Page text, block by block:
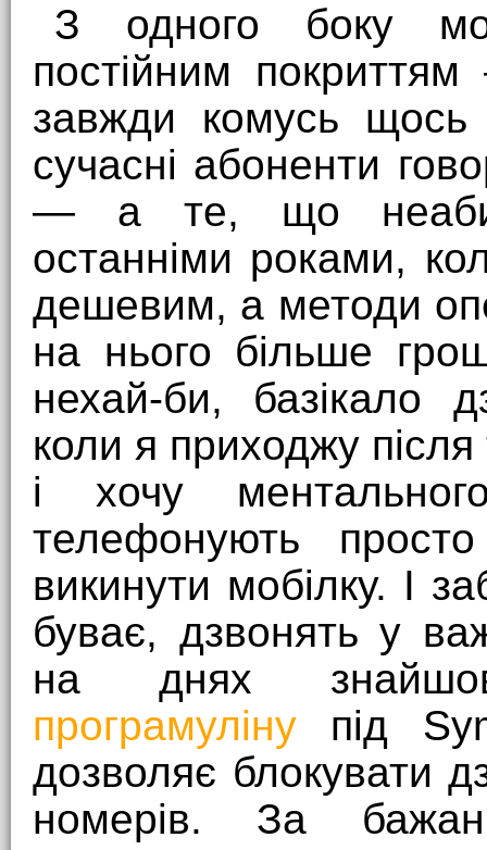
З одного боку
постійним
завжди комусь щось
сучасні абоненти
— а те, що
останніми роками,
дешевим, а методи
на нього більше
нехай-би, базікало
коли я приходжу
і хочу
телефонують
викинути мобілку. І
буває, дзвонять у
на днях
програмуліну під
дозволяє блокувати
номерів. За